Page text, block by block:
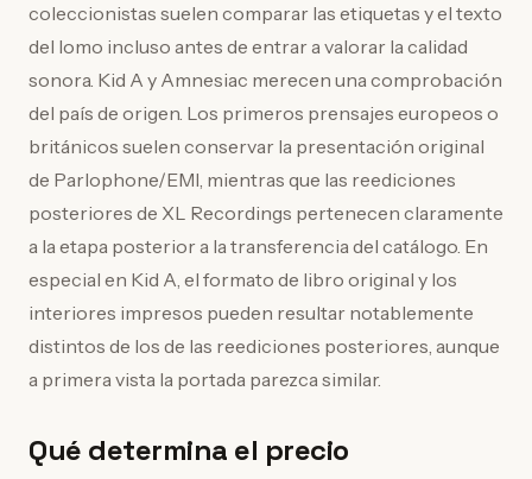
coleccionistas suelen comparar las etiquetas y el texto
del lomo incluso antes de entrar a valorar la calidad
sonora. Kid A y Amnesiac merecen una comprobación
del país de origen. Los primeros prensajes europeos o
británicos suelen conservar la presentación original
de Parlophone/EMI, mientras que las reediciones
posteriores de XL Recordings pertenecen claramente
a la etapa posterior a la transferencia del catálogo. En
especial en Kid A, el formato de libro original y los
interiores impresos pueden resultar notablemente
distintos de los de las reediciones posteriores, aunque
a primera vista la portada parezca similar.
Qué determina el precio